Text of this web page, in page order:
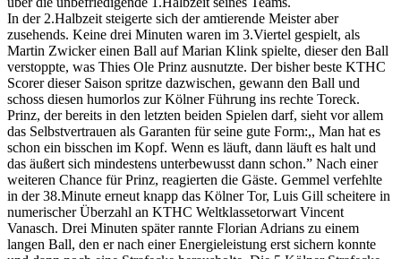
In der 2.Halbzeit steigerte sich der amtierende Meister aber
zusehends. Keine drei Minuten waren im 3.Viertel gespielt, als
Martin Zwicker einen Ball auf Marian Klink spielte, dieser den Ball
verstoppte, was Thies Ole Prinz ausnutzte. Der bisher beste KTHC
Scorer dieser Saison spritze dazwischen, gewann den Ball und
schoss diesen humorlos zur Kölner Führung ins rechte Toreck.
Prinz, der bereits in den letzten beiden Spielen darf, sieht vor allem
das Selbstvertrauen als Garanten für seine gute Form:,, Man hat es
schon ein bisschen im Kopf. Wenn es läuft, dann läuft es halt und
das äußert sich mindestens unterbewusst dann schon.” Nach einer
weiteren Chance für Prinz, reagierten die Gäste. Gemmel verfehlte
in der 38.Minute erneut knapp das Kölner Tor, Luis Gill scheitere in
numerischer Überzahl an KTHC Weltklassetorwart Vincent
Vanasch. Drei Minuten später rannte Florian Adrians zu einem
langen Ball, den er nach einer Energieleistung erst sichern konnte